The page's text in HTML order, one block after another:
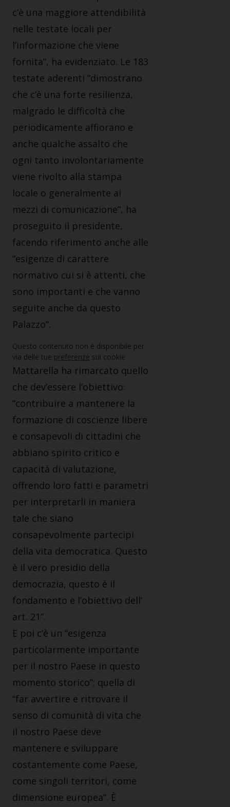
c’è una maggiore attendibilità
nelle testate locali per
l’informazione che viene
fornita”, ha evidenziato. Le 183
testate aderenti “dimostrano
che c’è una forte resilienza,
malgrado le difficoltà che
periodicamente affiorano e
anche qualche assalto che
ogni tanto involontariamente
viene rivolto alla stampa
locale o generalmente ai
mezzi di comunicazione”, ha
proseguito il presidente,
facendo riferimento anche alle
“esigenze di carattere
normativo cui si è attenti, che
sono importanti e che vanno
seguite anche da questo
Palazzo”.
Questo contenuto non è disponibile per
via delle tue preferenze sui cookie
Mattarella ha rimarcato quello
che dev’essere l’obiettivo:
“contribuire a mantenere la
formazione di coscienze libere
e consapevoli di cittadini che
abbiano spirito critico e
capacità di valutazione,
offrendo loro fatti e parametri
per interpretarli in maniera
tale che siano
consapevolmente partecipi
della vita democratica. Questo
è il vero presidio della
democrazia, questo è il
fondamento e l’obiettivo dell’
art. 21”.
E poi c’è un “esigenza
particolarmente importante
per il nostro Paese in questo
momento storico”; quella di
“far avvertire e ritrovare il
senso di comunità di vita che
il nostro Paese deve
mantenere e sviluppare
costantemente come Paese,
come singoli territori, come
dimensione europea”. È